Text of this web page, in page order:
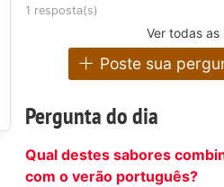
1 resposta(s)
Ver todas
Poste sua
Pergunta do dia
Qual destes sabores
com o verão português?